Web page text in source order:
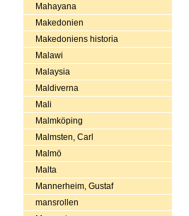
Mahayana
Makedonien
Makedoniens historia
Malawi
Malaysia
Maldiverna
Mali
Malmköping
Malmsten, Carl
Malmö
Malta
Mannerheim, Gustaf
mansrollen